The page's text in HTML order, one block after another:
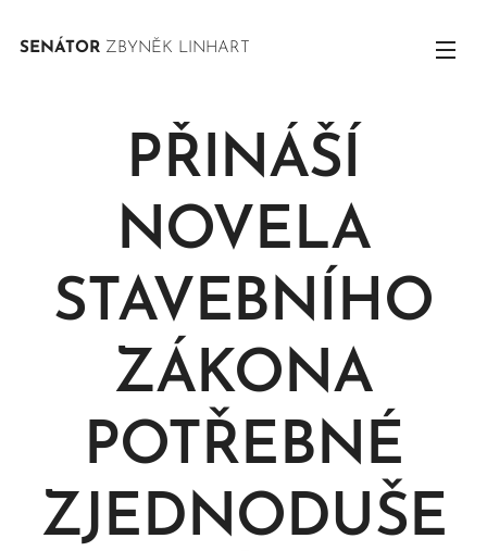
SENÁTOR ZBYNĚK LINHART
PŘINÁŠÍ
NOVELA
STAVEBNÍHO
ZÁKONA
POTŘEBNÉ
ZJEDNODUŠE